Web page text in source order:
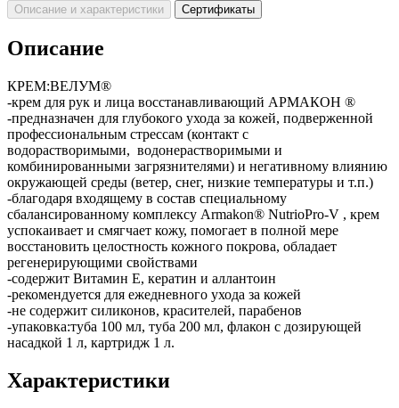
Описание и характеристики Сертификаты
Описание
КРЕМ:ВЕЛУМ®
-крем для рук и лица восстанавливающий АРМАКОН ®
-предназначен для глубокого ухода за кожей, подверженной
профессиональным стрессам (контакт с
водорастворимыми, водонерастворимыми и
комбинированными загрязнителями) и негативному влиянию
окружающей среды (ветер, снег, низкие температуры и т.п.)
-благодаря входящему в состав специальному
сбалансированному комплексу Armakon® NutrioPro-V , крем
успокаивает и смягчает кожу, помогает в полной мере
восстановить целостность кожного покрова, обладает
регенерирующими свойствами
-содержит Витамин Е, кератин и аллантоин
-рекомендуется для ежедневного ухода за кожей
-не содержит силиконов, красителей, парабенов
-упаковка:туба 100 мл, туба 200 мл, флакон с дозирующей
насадкой 1 л, картридж 1 л.
Характеристики